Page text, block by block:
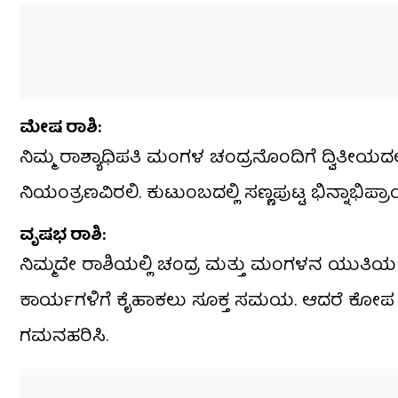
​ಮೇಷ ರಾಶಿ:
ನಿಮ್ಮ ರಾಶ್ಯಾಧಿಪತಿ ಮಂಗಳ ಚಂದ್ರನೊಂದಿಗೆ
ನಿಯಂತ್ರಣವಿರಲಿ. ಕುಟುಂಬದಲ್ಲಿ ಸಣ್ಣಪುಟ್ಟ
​ವೃಷಭ ರಾಶಿ:
ನಿಮ್ಮದೇ ರಾಶಿಯಲ್ಲಿ ಚಂದ್ರ ಮತ್ತು ಮಂಗಳನ ಯುತಿಯ
ಕಾರ್ಯಗಳಿಗೆ ಕೈಹಾಕಲು ಸೂಕ್ತ ಸಮಯ. ಆದರೆ
ಗಮನಹರಿಸಿ.